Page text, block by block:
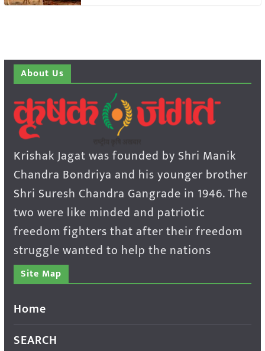
About Us
Krishak Jagat was founded by Shri Manik
Chandra Bondriya and his younger brother
Shri Suresh Chandra Gangrade in 1946. The
two were like minded and patriotic
freedom fighters that after their freedom
struggle wanted to help the nations
Site Map
Home
SEARCH